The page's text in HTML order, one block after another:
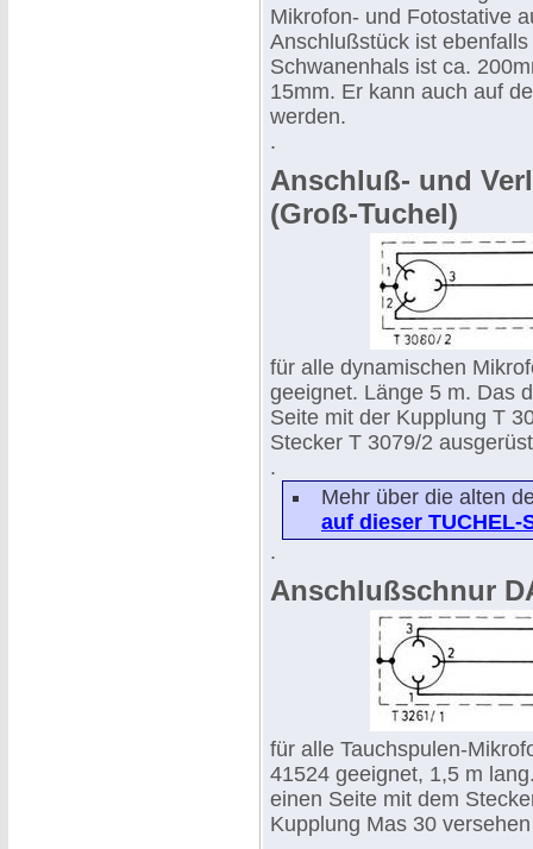
Mikrofon- und Fotostative
Anschlußstück ist
Schwanenhals ist ca.
15mm. Er kann auch auf
werden.
.
Anschluß- und
(Groß-Tuchel)
für alle dynamischen
geeignet. Länge 5 m. Das
Seite mit der Kupplung T
Stecker T 3079/2
.
Mehr über die alten
auf dieser TUCHEL-
.
Anschlußschnur
für alle Tauchspulen-
41524 geeignet, 1,5 m
einen Seite mit dem
Kupplung Mas 30